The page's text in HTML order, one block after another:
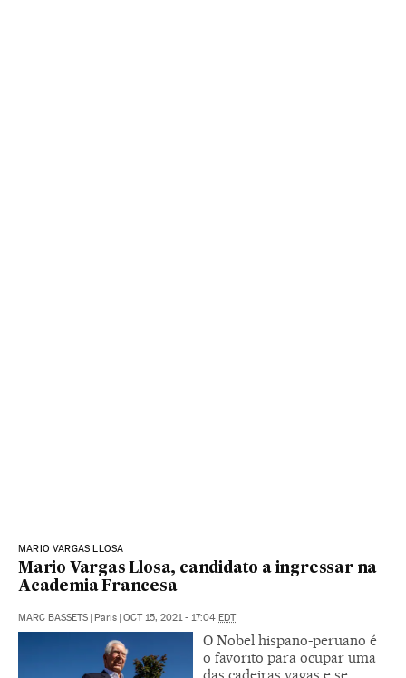
MARIO VARGAS LLOSA
Mario Vargas Llosa, candidato a ingressar na
Academia Francesa
MARC BASSETS Paris OCT 15, 2021 - 17:04 EDT
O Nobel hispano-peruano é
o favorito para ocupar uma